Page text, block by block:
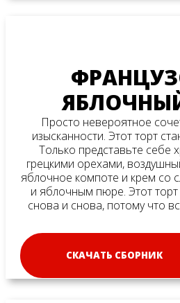
Просто невероятное
изысканности. Этот торт
Только представьте себе
грецкими орехами,
яблочное компоте и крем со
и яблочным пюре. Этот торт
снова и снова, потому что
СКАЧАТЬ СБОРНИК